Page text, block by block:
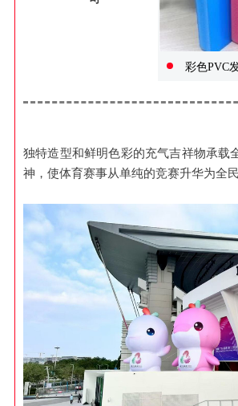
彩色PVC
独特造型和鲜明色彩的充气吉祥物承载
神，使体育赛事从单纯的竞赛升华为全